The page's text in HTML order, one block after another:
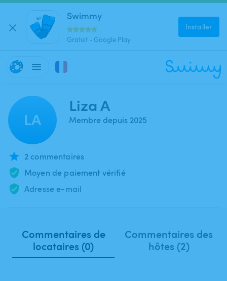
Swimmy
Gratuit - Google Play
Installer
LA
Liza A
Membre depuis 2025
2 commentaires
Moyen de paiement vérifié
Adresse e-mail
Commentaires de
locataires (0)
Commentaires des
hôtes (2)